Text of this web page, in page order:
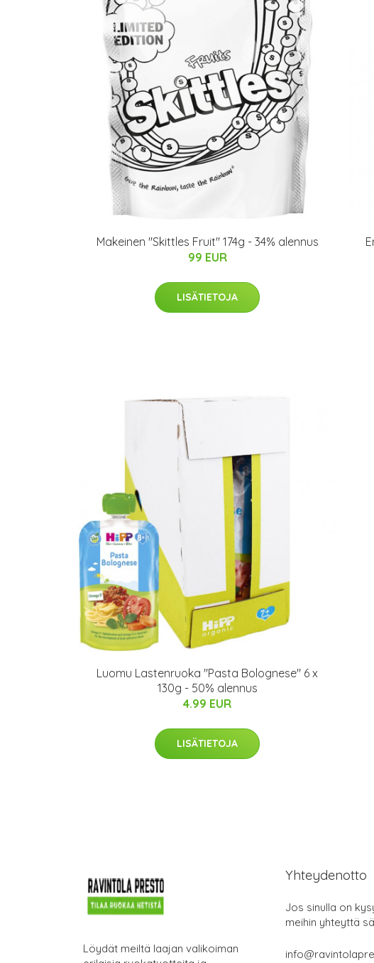
Makeinen "Skittles Fruit" 174g - 34% alennus
99 EUR
LISÄTIETOJA
Luomu Lastenruoka "Pasta Bolognese" 6 x
130g - 50% alennus
4.99 EUR
LISÄTIETOJA
Löydät meiltä laajan valikoiman
Yhteydenotto
Jos sinulla on
meihin yhteyttä